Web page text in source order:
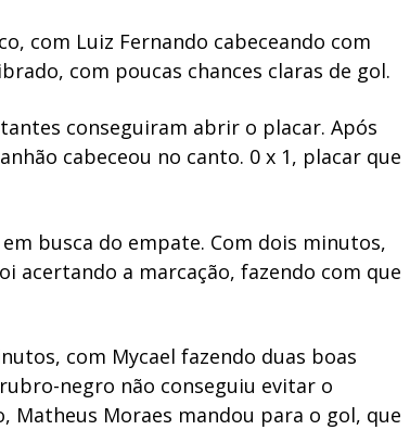
com Luiz Fernando cabeceando com
com poucas chances claras de gol.
conseguiram abrir o placar. Após
cabeceou no canto. 0 x 1, placar que
busca do empate. Com dois minutos,
acertando a marcação, fazendo com que
com Mycael fazendo duas boas
negro não conseguiu evitar o
Matheus Moraes mandou para o gol, que